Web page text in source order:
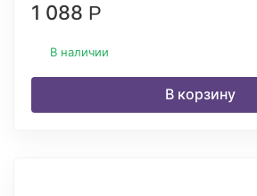
1 088 Р
В наличии
В корзину